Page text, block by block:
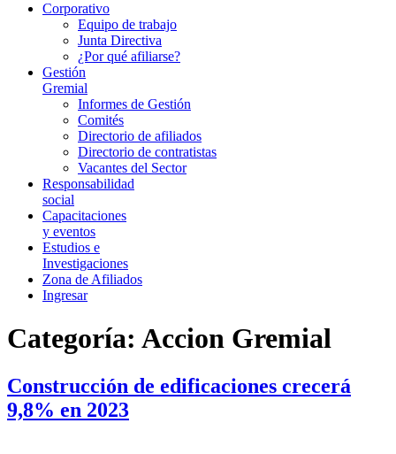
Corporativo
Equipo de trabajo
Junta Directiva
¿Por qué afiliarse?
Gestión
Gremial
Informes de Gestión
Comités
Directorio de afiliados
Directorio de contratistas
Vacantes del Sector
Responsabilidad
social
Capacitaciones
y eventos
Estudios e
Investigaciones
Zona de Afiliados
Ingresar
Categoría: Accion Gremial
Construcción de edificaciones crecerá
9,8% en 2023